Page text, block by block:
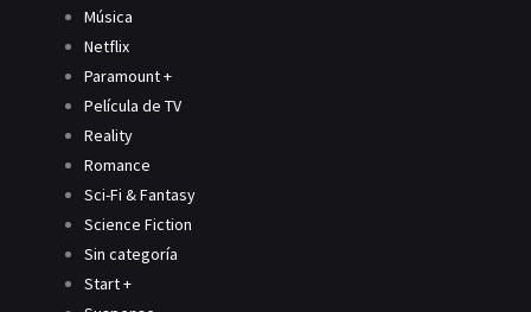
Música
Netflix
Paramount +
Película de TV
Reality
Romance
Sci-Fi & Fantasy
Science Fiction
Sin categoría
Start +